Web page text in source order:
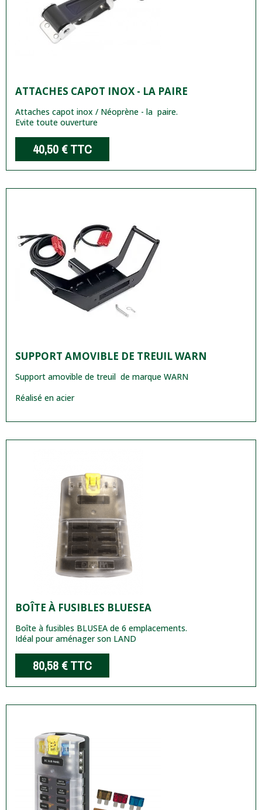
ATTACHES CAPOT INOX - LA PAIRE
Attaches capot inox / Néoprène - la paire.
Evite toute ouverture
40,50 €TTC
SUPPORT AMOVIBLE DE TREUIL WARN
Support amovible de treuil de marque WARN
Réalisé en acier
BOÎTE À FUSIBLES BLUESEA
Boîte à fusibles BLUSEA de 6 emplacements.
Idéal pour aménager son LAND
80,58 €TTC